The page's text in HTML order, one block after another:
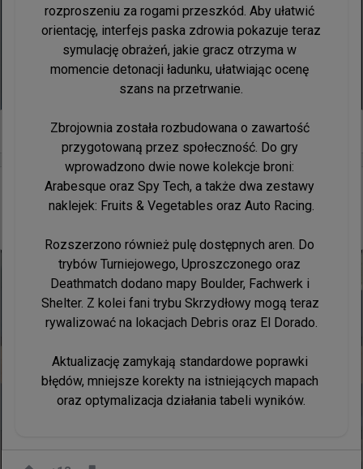
-1
wojteq 21 minut temu
Iberian Soul (ex-Gentle Mates) wygrało dwie mapy
rozproszeniu za rogami przeszkód. Aby ułatwić
orientację, interfejs paska zdrowia pokazuje teraz
symulację obrażeń, jakie gracz otrzyma w
momencie detonacji ładunku, ułatwiając ocenę
szans na przetrwanie.
Zbrojownia została rozbudowana o zawartość
przygotowaną przez społeczność. Do gry
wprowadzono dwie nowe kolekcje broni:
Arabesque oraz Spy Tech, a także dwa zestawy
naklejek: Fruits & Vegetables oraz Auto Racing.
Rozszerzono również pulę dostępnych aren. Do
trybów Turniejowego, Uproszczonego oraz
Deathmatch dodano mapy Boulder, Fachwerk i
Shelter. Z kolei fani trybu Skrzydłowy mogą teraz
rywalizować na lokacjach Debris oraz El Dorado.
Aktualizację zamykają standardowe poprawki
błędów, mniejsze korekty na istniejących mapach
oraz optymalizacja działania tabeli wyników.